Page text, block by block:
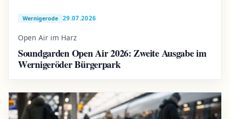
Wernigerode 29.07.2026
Open Air im Harz
Soundgarden Open Air 2026: Zweite Ausgabe im
Wernigeröder Bürgerpark